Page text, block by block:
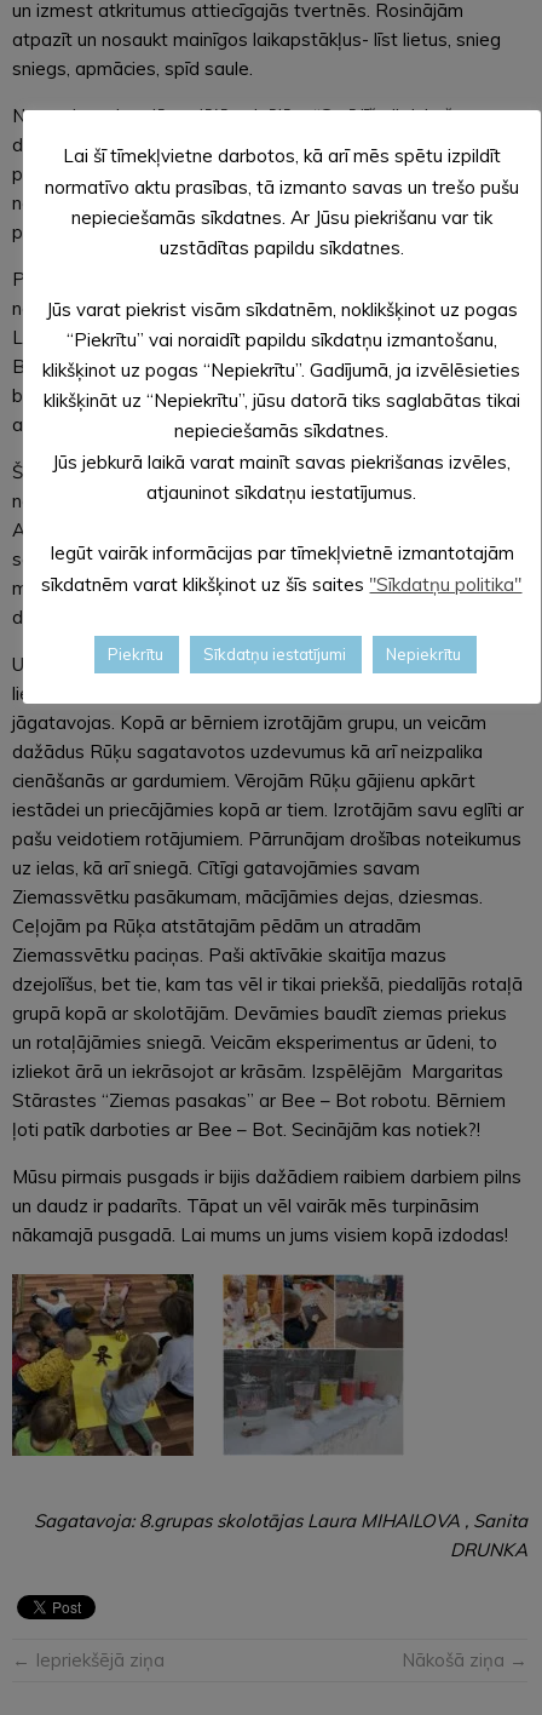
un izmest atkritumus attiecīgajās tvertnēs. Rosinājām
atpazīt un nosaukt mainīgos laikapstākļus- līst lietus, snieg
sniegs, apmācies, spīd saule.
Novembra pirmajā nedēļā svinējām “Sprīdīša ” dzimšanas
dienu. Vērojām video, un centāmies par to pastāstīt,
pārrunāt un atbildēt uz uzdotajiem jautājumiem, kā arī
neizpalika sapošanās un cienāšanās ar svētku kliņģeri un
pašizceptajiem cepumiem.
Periodā, kad daži no bērniem mācījās mājās ar skolotāju
nosūtītajiem uzdevumiem, kā, piemēram, iepazīties ar
Latvijas karogu, tuvojošajiem svētkiem un Latvijas simboliem.
Bērni kopā ar vecākiem tika aicināti izveidot savu izdekorētu
burciņu ar Latvijas simboliku un ievietot tur svecīti, tādā veidā
atzīmējot Latvijas dzimšanas dienas svētkus visiem kopā.
Šajā laikā arī devāmies aplūkot svētku tematikas
noformējumu pilsētas ielās, kā arī neizpalika došanās uz
Alūksnes ezeru un blakus esošo strūklaku, kur secinājām un
salīdzinājām, kas ir noticis pa auksto nakti – ledus kārtiņa uz
mazā dīķa, bet uz ezera vēl nav. Tajā pašā laikā neizpalika arī
diskusija un atgādne par drošību pie ūdens šajā laikā.
Un tepat aiz stūra jau klauvēja Decembris, kā arī viss apkārt
liecināja par to, ka tuvojas Ziemassvētki un tam bija
jāgatavojas. Kopā ar bērniem izrotājām grupu, un veicām
dažādus Rūķu sagatavotos uzdevumus kā arī neizpalika
cienāšanās ar gardumiem. Vērojām Rūķu gājienu apkārt
iestādei un priecājāmies kopā ar tiem. Izrotājām savu eglīti ar
pašu veidotiem rotājumiem. Pārrunājam drošības noteikumus
uz ielas, kā arī sniegā. Cītīgi gatavojāmies savam
Ziemassvētku pasākumam, mācījāmies dejas, dziesmas.
Ceļojām pa Rūķa atstātajām pēdām un atradām
Ziemassvētku paciņas. Paši aktīvākie skaitīja mazus
dzejolīšus, bet tie, kam tas vēl ir tikai priekšā, piedalījās rotaļā
grupā kopā ar skolotājām. Devāmies baudīt ziemas priekus
un rotaļājāmies sniegā. Veicām eksperimentus ar ūdeni, to
izliekot ārā un iekrāsojot ar krāsām. Izspēlējām Margaritas
Stārastes “Ziemas pasakas” ar Bee – Bot robotu. Bērniem
ļoti patīk darboties ar Bee – Bot. Secinājām kas notiek?!
Mūsu pirmais pusgads ir bijis dažādiem raibiem darbiem pilns
un daudz ir padarīts. Tāpat un vēl vairāk mēs turpināsim
nākamajā pusgadā. Lai mums un jums visiem kopā izdodas!
Sagatavoja: 8.grupas skolotājas Laura MIHAILOVA , Sanita
DRUNKA
← Iepriekšējā ziņa Nākošā ziņa →
Lai šī tīmekļvietne darbotos, kā arī mēs spētu izpildīt
normatīvo aktu prasības, tā izmanto savas un trešo pušu
nepieciešamās sīkdatnes. Ar Jūsu piekrišanu var tik
uzstādītas papildu sīkdatnes.
Jūs varat piekrist visām sīkdatnēm, noklikšķinot uz pogas
“Piekrītu” vai noraidīt papildu sīkdatņu izmantošanu,
klikšķinot uz pogas “Nepiekrītu”. Gadījumā, ja izvēlēsieties
klikšķināt uz “Nepiekrītu”, jūsu datorā tiks saglabātas tikai
nepieciešamās sīkdatnes.
Jūs jebkurā laikā varat mainīt savas piekrišanas izvēles,
atjauninot sīkdatņu iestatījumus.
Iegūt vairāk informācijas par tīmekļvietnē izmantotajām
sīkdatnēm varat klikšķinot uz šīs saites "Sīkdatņu politika"
Piekrītu Sīkdatņu iestatījumi Nepiekrītu